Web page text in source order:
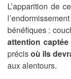
L’apparition de
bénéfiques :
attention
précisoù ils
aux alentours.